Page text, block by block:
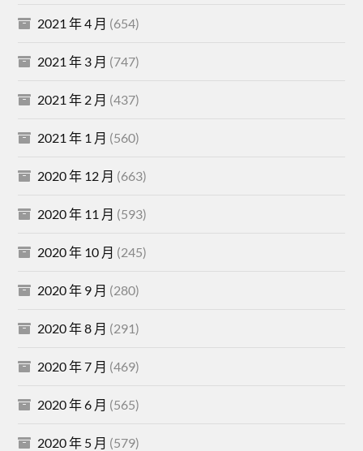
2021 年 4 月 (654)
2021 年 3 月 (747)
2021 年 2 月 (437)
2021 年 1 月 (560)
2020 年 12 月 (663)
2020 年 11 月 (593)
2020 年 10 月 (245)
2020 年 9 月 (280)
2020 年 8 月 (291)
2020 年 7 月 (469)
2020 年 6 月 (565)
2020 年 5 月 (579)